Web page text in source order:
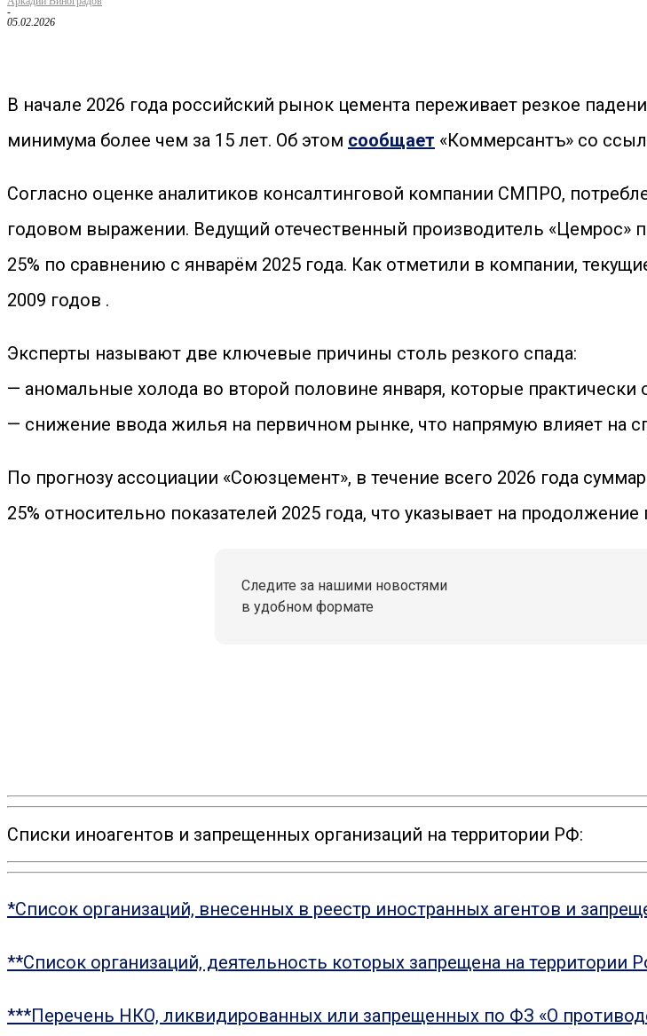
-
05.02.2026
В начале 2026 года российский рынок цемента переживает резкое
минимума более чем за 15 лет. Об этом сообщает «Коммерсантъ» со
Согласно оценке аналитиков консалтинговой компании СМПРО,
годовом выражении. Ведущий отечественный производитель «Цемрос»
25% по сравнению с январём 2025 года. Как отметили в компании,
2009 годов .
Эксперты называют две ключевые причины столь резкого спада:
— аномальные холода во второй половине января, которые практически
— снижение ввода жилья на первичном рынке, что напрямую влияет на
По прогнозу ассоциации «Союзцемент», в течение всего 2026 года
25% относительно показателей 2025 года, что указывает на
Следите за нашими новостями
в удобном формате
Списки иноагентов и запрещенных организаций на территории РФ:
*Список организаций, внесенных в реестр иностранных агентов и
**Список организаций, деятельность которых запрещена на территории
***Перечень НКО, ликвидированных или запрещенных по ФЗ «О